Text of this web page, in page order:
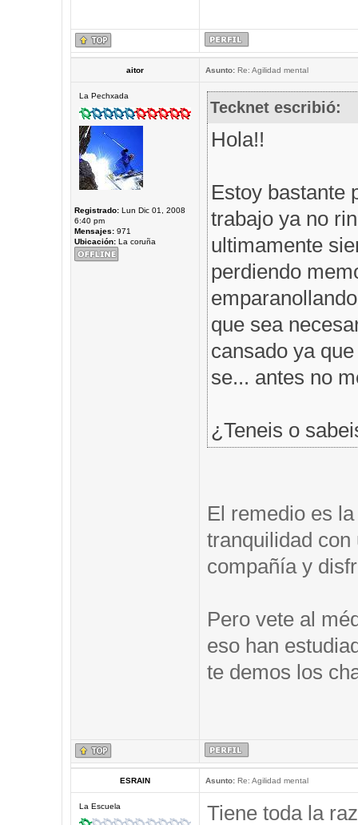
aitor Asunto:Re: Agilidad mental
La Pechxada
Registrado:Lun Dic 01, 2008
6:40 pm
Mensajes:971
Ubicación:La coruña
Tecknet escribió:
Hola!!
Estoy bastante
trabajo ya no
ultimamente
perdiendo
que sea
cansado ya
se... antes no
¿Teneis o
El remedio es
tranquilidad con
compañía y
Pero vete al
eso han
te demos los
ESRAIN Asunto:Re: Agilidad mental
La Escuela
Tiene toda la